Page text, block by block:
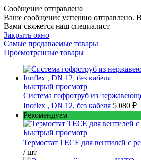
Сообщение отправлено
Ваше сообщение успешно отправлено.
Вами свяжется наш специалист
Закрыть окно
Самые продаваемые товары
Просмотренные товары
Быстрый просмотр
Cистема гофротруб из
Inoflex , DN 12, без кабеля 5 080 ₽
Рекомендуем
Быстрый просмотр
Термостат TECE для вентилей с
/ шт